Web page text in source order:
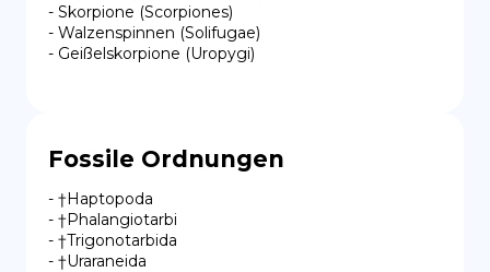
- Skorpione (Scorpiones)
- Walzenspinnen (Solifugae)
- Geißelskorpione (Uropygi)
Fossile Ordnungen
- †Haptopoda
- †Phalangiotarbi
- †Trigonotarbida
- †Uraraneida